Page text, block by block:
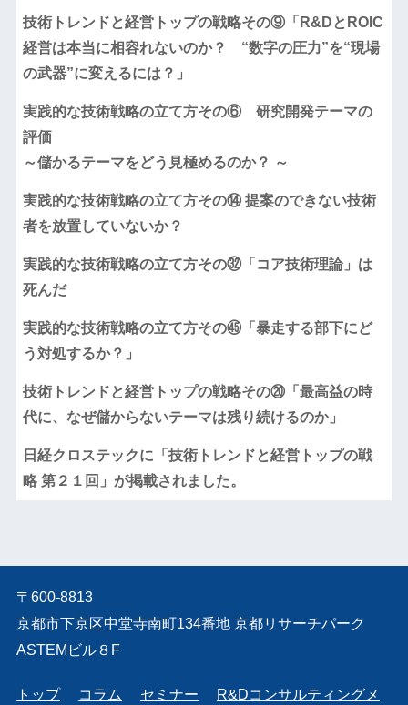
技術トレンドと経営トップの戦略その⑨「R&DとROIC
経営は本当に相容れないのか？ “数字の圧力”を“現場
の武器”に変えるには？」
実践的な技術戦略の立て方その⑥ 研究開発テーマの
評価
～儲かるテーマをどう見極めるのか？ ～
実践的な技術戦略の立て方その⑭ 提案のできない技術
者を放置していないか？
実践的な技術戦略の立て方その㉜「コア技術理論」は
死んだ
実践的な技術戦略の立て方その㊺「暴走する部下にど
う対処するか？」
技術トレンドと経営トップの戦略その⑳「最高益の時
代に、なぜ儲からないテーマは残り続けるのか」
日経クロステックに「技術トレンドと経営トップの戦
略 第２１回」が掲載されました。
〒600-8813
京都市下京区中堂寺南町134番地 京都リサーチパーク
ASTEMビル８F
トップ コラム セミナー R&Dコンサルティングメ